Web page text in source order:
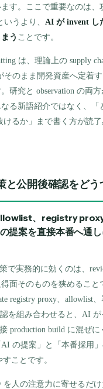
す。ここで重要なのは、
いうより、 AI が invent し
う ことです。
は、理論上の supply
そのまま開発資産へ定着
研究と observation の両
る新語紹介ではなく、「
けるか」まで書く方が読
と公開後確認をどう
、registry proxy
提案を直接本番へ通
策で実務的に効くのは、
面そのものを狭めること
registry proxy、allowlist
認を組み合わせると、AI
production build に混ぜに
の提案」と「本番採用
ことです。
を人の注意力に寄せるだ